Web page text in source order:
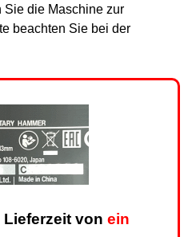
Sie die Maschine zur
beachten Sie bei der
Lieferzeit von ein